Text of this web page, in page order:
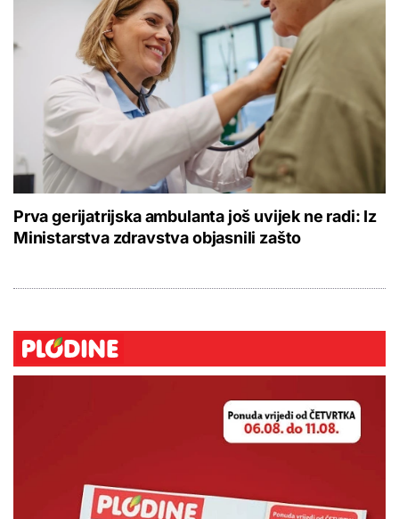
Prva gerijatrijska ambulanta još uvijek ne radi: Iz
Ministarstva zdravstva objasnili zašto